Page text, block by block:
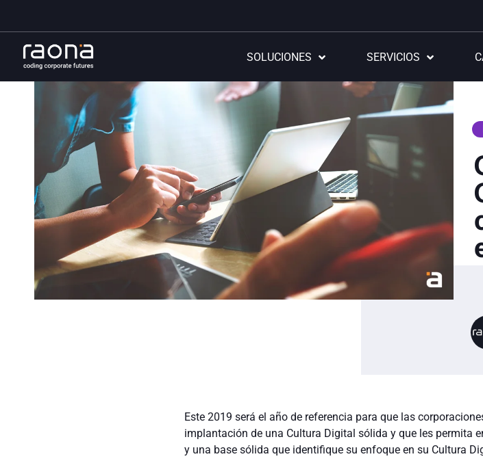
SOLUCIONES SERVICIOS
Este 2019 será el año de referencia para que las
implantación de una Cultura Digital sólida y que les permita
y una base sólida que identifique su enfoque en su Cultura